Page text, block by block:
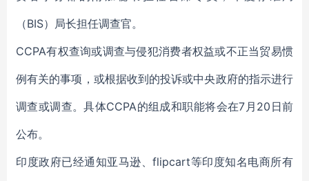
（BIS）局长担任调查官。
CCPA有权查询或调查与侵犯消费者权益或不正当贸易惯
例有关的事项，或根据收到的投诉或中央政府的指示进行
调查或调查。具体CCPA的组成和职能将会在7月20日前
公布。
印度政府已经通知亚马逊、flipcart等印度知名电商所有